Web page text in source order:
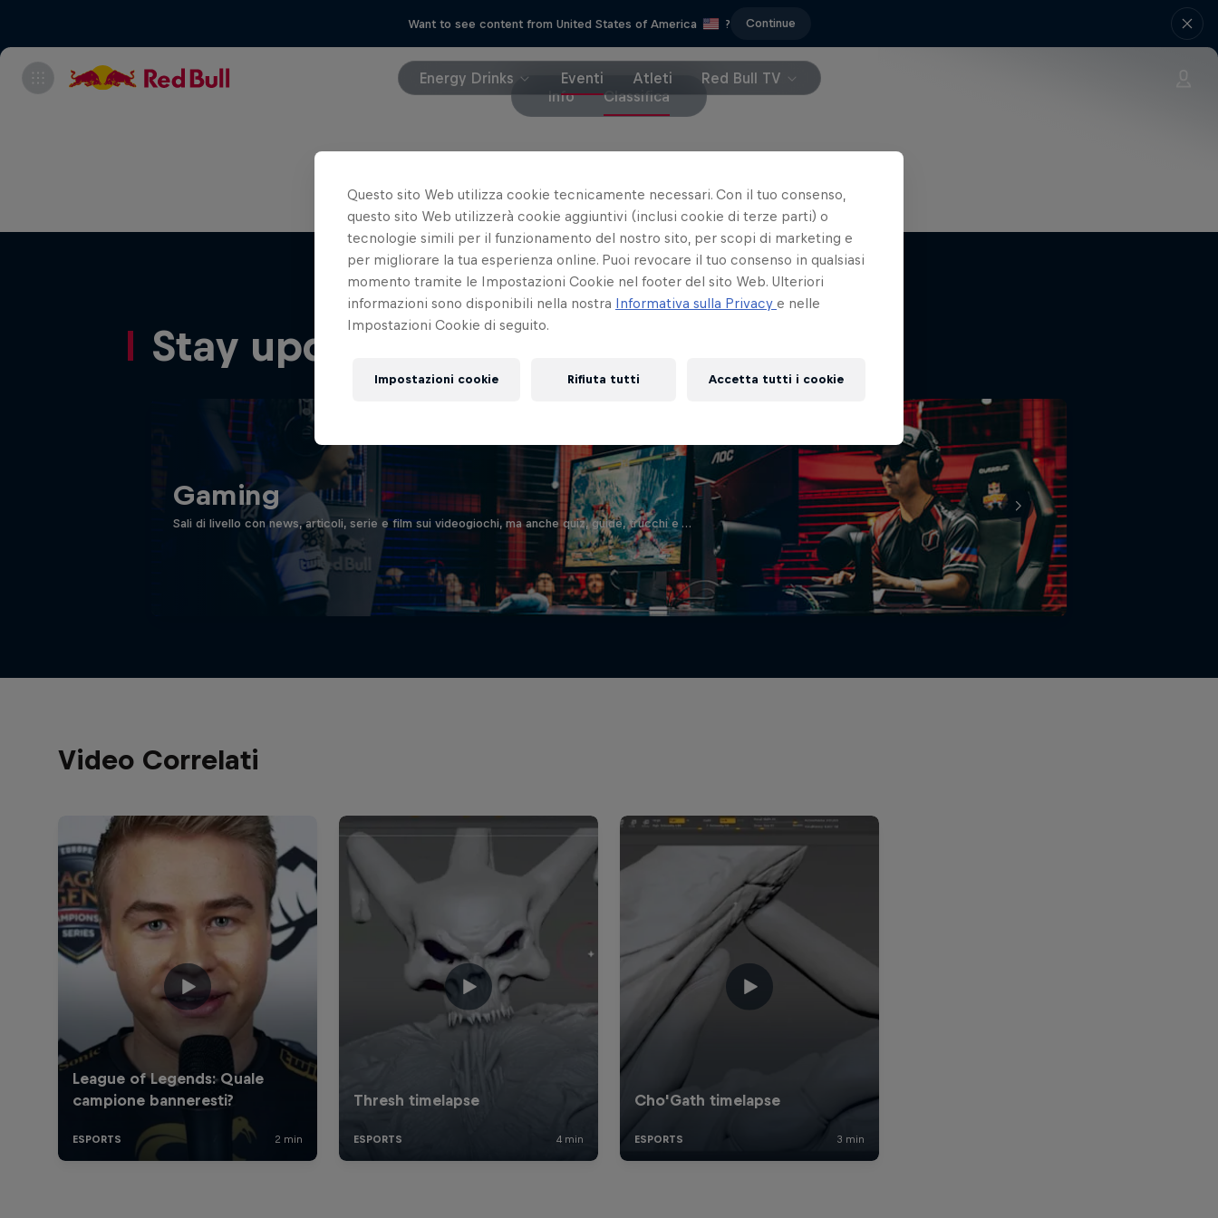
Want to see content from United States of America ? Continue
Energy Drinks Eventi Atleti
Red Bull TV
Info
Classifica
Classifica
Stay updated
Gaming
Sali di livello con news, articoli, serie e film sui videogiochi, ma anche quiz, guide, trucchi e …
Video Correlati
Questo sito Web utilizza cookie tecnicamente necessari. Con il tuo consenso,
questo sito Web utilizzerà cookie aggiuntivi (inclusi cookie di terze parti) o
tecnologie simili per il funzionamento del nostro sito, per scopi di marketing e
per migliorare la tua esperienza online. Puoi revocare il tuo consenso in qualsiasi
momento tramite le Impostazioni Cookie nel footer del sito Web. Ulteriori
informazioni sono disponibili nella nostra Informativa sulla Privacy e nelle
Impostazioni Cookie di seguito.
Impostazioni cookie Rifiuta tutti Accetta tutti i cookie